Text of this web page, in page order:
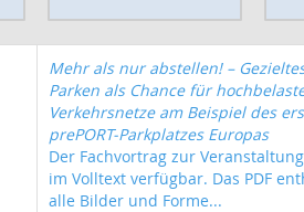
Mehr als nur abstellen! –
Parken als Chance für
Verkehrsnetze am Beispiel des
prePORT-Parkplatzes Europas
Der Fachvortrag zur
im Volltext verfügbar. Das PDF
alle Bilder und Forme...